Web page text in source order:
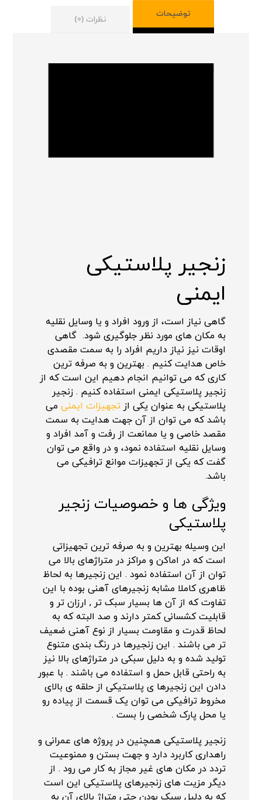
توضیحات
نظرات (0)
زنجیر پلاستیکی
ایمنی
گاهی نیاز است، از ورود افراد و یا وسایل نقلیه
به مکان های مورد نظر جلوگیری شود. گاهی
اوقات نیز نیاز داریم افراد را به سمت مقصدی
خاص هدایت کنیم . بهترین و به صرفه ترین
کاری که می توانیم انجام دهیم این است که از
زنجیر پلاستیکی ایمنی استفاده کنیم . زنجیر
پلاستیکی به عنوان یکی ازتجهیزات ایمنی می
باشد که می توان از آن جهت هدایت به سمت
مقصد خاصی و یا ممانعت از رفت و آمد افراد و
وسایل نقلیه استفاده نمود، و در واقع می توان
گفت که یکی از تجهیزات موانع ترافیکی می
باشد.
ویژگی ها و خصوصیات زنجیر
پلاستیکی
این وسیله بهترین و به صرفه ترین تجهیزاتی
است که در اماکن و مراکز در متراژهای بالا می
توان از آن استفاده نمود . این زنجیرها به لحاظ
ظاهری کاملا مشابه زنجیرهای آهنی بوده با این
تفاوت که از آن ها بسیار سبک تر , ارزان تر و
قابلیت کشسانی کمتر دارند و صد البته که به
لحاظ قدرت و مقاومت بسیار از نوع آهنی ضعیف
تر می باشند . این زنجیرها در رنگ بندی متنوع
تولید شده و به دلیل سبکی در متراژهای بالا نیز
به راحتی قابل حمل و استفاده می باشند . با عبور
دادن این زنجیرها ی پلاستیکی از حلقه ی بالای
مخروط ترافیکی می توان یک قسمت از پیاده رو
یا محل پارک شخصی را بست .
زنجیر پلاستیکی همچنین در پروژه های عمرانی و
راهداری کاربرد دارد و جهت بستن و ممنوعیت
تردد در مکان های غیر مجاز به کار می رود . از
دیگر مزیت های زنجیرهای پلاستیکی این است
که به دلیل سبک بودن حتی متراژ بالای آن به